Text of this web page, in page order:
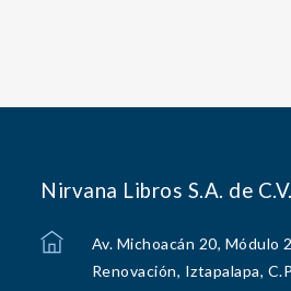
Nirvana Libros S.A. de C.V.
Av. Michoacán 20, Módulo
Renovación, Iztapalapa,